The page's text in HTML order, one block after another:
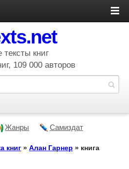
тексты книг
109 000 авторов
Жанры Самиздат
книг » Алан Гарнер » книга